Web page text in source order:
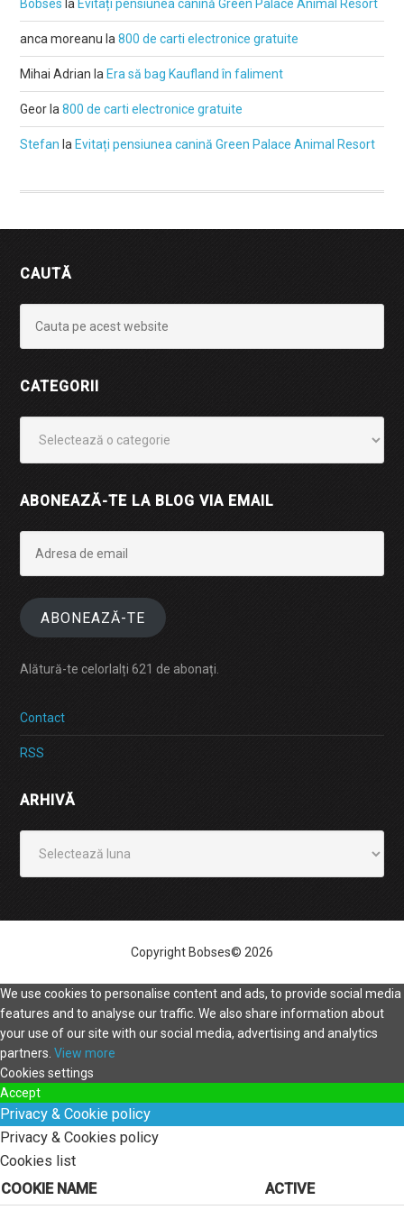
Bobses la Evitați pensiunea canină Green Palace Animal Resort
anca moreanu la800 de carti electronice gratuite
Mihai Adrian la Era să bag Kaufland în faliment
Geor la800 de carti electronice gratuite
Stefan la Evitați pensiunea canină Green Palace Animal Resort
CAUTĂ
CATEGORII
ABONEAZĂ-TE LA BLOG VIA EMAIL
email
ABONEAZĂ-TE
Alătură-te celorlalți 621 de abonați.
Contact
RSS
ARHIVĂ
Copyright Bobses© 2026
We use cookies to personalise content and ads, to provide social media
features and to analyse our traffic. We also share information about
your use of our site with our social media, advertising and analytics
partners. View more
Cookies settings
Accept
Privacy & Cookie policy
Privacy & Cookies policy
Cookies list
COOKIE NAME
ACTIVE